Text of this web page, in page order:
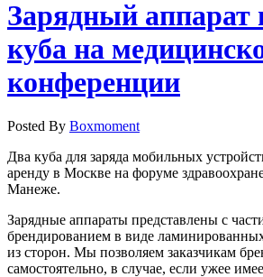
Зарядный аппарат
куба на
конференции
Posted By Boxmoment
Два куба для заряда мобильных
аренду в Москве на форуме
Манеже.
Зарядные аппараты представлены с
брендированием в виде
из сторон. Мы позволяем заказчикам
самостоятельно, в случае, если ужее